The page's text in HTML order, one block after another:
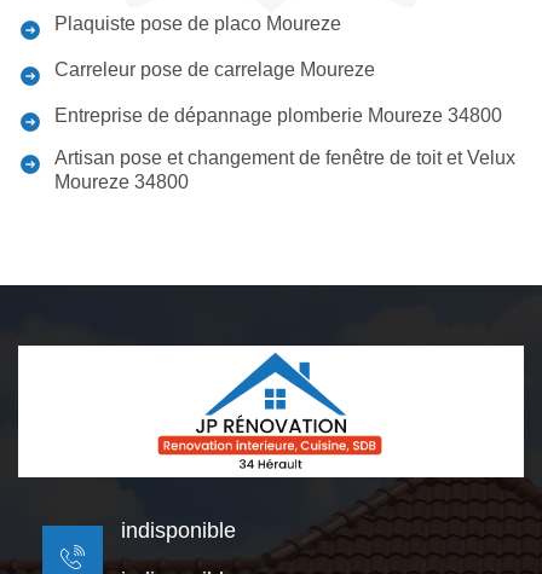
Plaquiste pose de placo Moureze
Carreleur pose de carrelage Moureze
Entreprise de dépannage plomberie Moureze 34800
Artisan pose et changement de fenêtre de toit et Velux
Moureze 34800
indisponible